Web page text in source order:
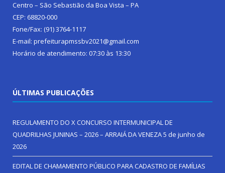
Centro – São Sebastião da Boa Vista – PA
CEP: 68820-000
Fone/Fax: (91) 3764-1117
E-mail: prefeiturapmssbv2021@gmail.com
Horário de atendimento: 07:30 às 13:30
ÚLTIMAS PUBLICAÇÕES
REGULAMENTO DO X CONCURSO INTERMUNICIPAL DE
QUADRILHAS JUNINAS – 2026 – ARRAIÁ DA VENEZA5 de junho de
2026
EDITAL DE CHAMAMENTO PÚBLICO PARA CADASTRO DE FAMÍLIAS